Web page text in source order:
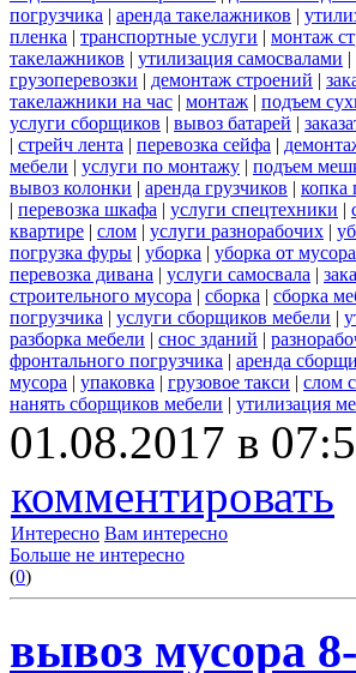
погрузчика | аренда такелажников |
пленка | транспортные услуги | монтаж
такелажников | утилизация самосвалами |
грузоперевозки | демонтаж строений |
такелажники на час | монтаж | подъем
услуги сборщиков | вывоз батарей |
| стрейч лента | перевозка сейфа |
мебели | услуги по монтажу | подъем
вывоз колонки | аренда грузчиков | копка
| перевозка шкафа | услуги спецтехники |
квартире | слом | услуги разнорабочих |
погрузка фуры | уборка | уборка от мусора
перевозка дивана | услуги самосвала |
строительного мусора | сборка | сборка
погрузчика | услуги сборщиков мебели |
разборка мебели | снос зданий |
фронтального погрузчика | аренда
мусора | упаковка | грузовое такси | слом
нанять сборщиков мебели | утилизация
01.08.2017 в
комментировать
Интересно Вам интересно
Больше не интересно
(0)
вывоз мусора